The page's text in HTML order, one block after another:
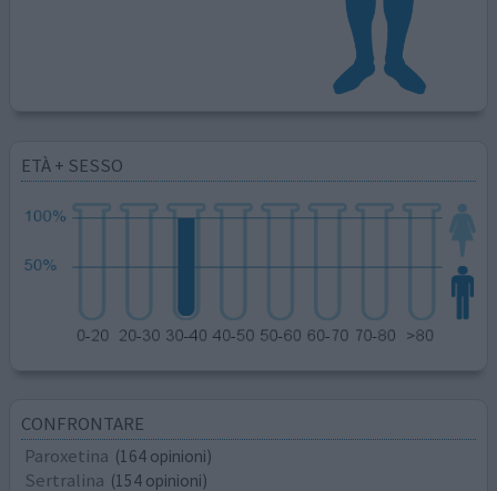
ETÀ + SESSO
CONFRONTARE
Paroxetina (164 opinioni)
Sertralina (154 opinioni)